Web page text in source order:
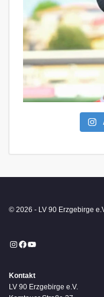
© 2026 - LV 90 Erzgebirge
Instagram
Facebook
YouTube
Kontakt
LV 90 Erzgebirge e.V.